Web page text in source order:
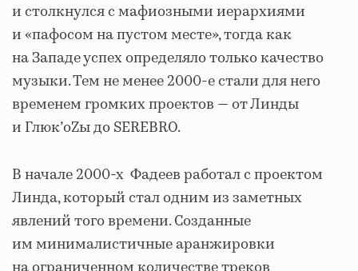
и столкнулся с мафиозными иерархиями
и «пафосом на пустом месте», тогда как
на Западе успех определяло только качество
музыки. Тем не менее 2000-е стали для него
временем громких проектов — от Линды
и Глюк’oZы до SEREBRO.
В начале 2000-х Фадеев работал с проектом
Линда, который стал одним из заметных
явлений того времени. Созданные
им минималистичные аранжировки